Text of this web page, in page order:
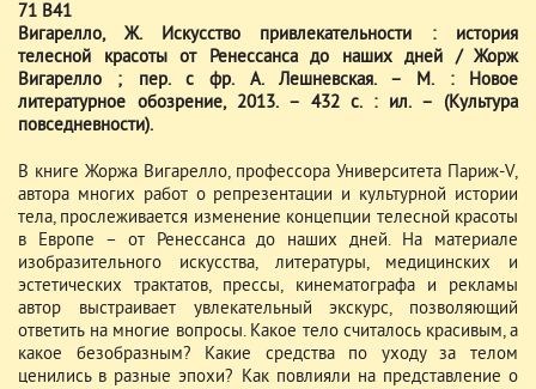
71 В41
Вигарелло, Ж. Искусство привлекательности : история
телесной красоты от Ренессанса до наших дней / Жорж
Вигарелло ; пер. с фр. А. Лешневская. – М. : Новое
литературное обозрение, 2013. – 432 с. : ил. – (Культура
повседневности).
В книге Жоржа Вигарелло, профессора Университета Париж-V,
автора многих работ о репрезентации и культурной истории
тела, прослеживается изменение концепции телесной красоты
в Европе – от Ренессанса до наших дней. На материале
изобразительного искусства, литературы, медицинских и
эстетических трактатов, прессы, кинематографа и рекламы
автор выстраивает увлекательный экскурс, позволяющий
ответить на многие вопросы. Какое тело считалось красивым, а
какое безобразным? Какие средства по уходу за телом
ценились в разные эпохи? Как повлияли на представление о